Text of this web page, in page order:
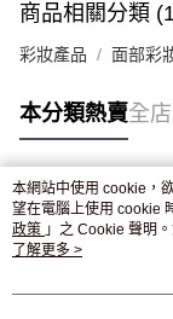
付款後門市自取，
商品相關分類
彩妝產品 面部彩
本分類熱賣全
熱門標籤
熱銷排行
本網站中使用 cookie，
望在電腦上使用 cookie
政策 」之 Cookie 聲明
條款之 Cookie 聲明使用
了解更多 >